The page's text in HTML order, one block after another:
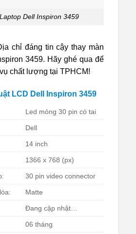
Dell Inspiron 3459
chỉ đáng tin cậy thay màn
3459. Hãy ghé qua để
chất lượng tại TPHCM!
LCD Dell Inspiron 3459
Led mỏng 30 pin có tai
Dell
14 inch
1366 x 768 (px)
30 pin video connector
Matte
Đang cập nhật…
06 tháng